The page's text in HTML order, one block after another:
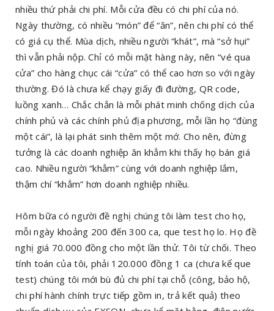
nhiều thứ phải chi phí. Mỗi cửa đều có chi phí của nó.
Ngày thường, có nhiều “món” để “ăn”, nên chi phí có thể
có giá cụ thể. Mùa dịch, nhiều người “khát”, mà “sở hụi”
thì vẫn phải nộp. Chỉ có mỗi mặt hàng này, nên “vé qua
cửa” cho hàng chục cái “cửa” có thể cao hơn so với ngày
thường. Đó là chưa kể chạy giấy đi đường, QR code,
luồng xanh… Chắc chắn là mỗi phát minh chống dịch của
chính phủ và các chính phủ địa phương, mỗi lần họ “đùng
một cái”, là lại phát sinh thêm một mớ. Cho nên, đừng
tưởng là các doanh nghiệp ăn khẳm khi thấy họ bán giá
cao. Nhiều người “khẳm” cùng với doanh nghiệp lắm,
thậm chí “khẳm” hơn doanh nghiệp nhiều.
Hôm bữa có người đề nghị chúng tôi làm test cho họ,
mỗi ngày khoảng 200 đến 300 ca, que test họ lo. Họ đề
nghị giá 70.000 đồng cho một lần thử. Tôi từ chối. Theo
tính toán của tôi, phải 120.000 đồng 1 ca (chưa kể que
test) chúng tôi mới bù đủ chi phí tại chỗ (công, bảo hộ,
chi phí hành chính trực tiếp gồm in, trả kết quả) theo